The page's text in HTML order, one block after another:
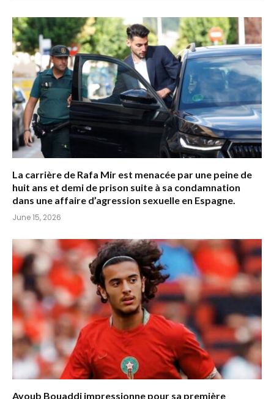
La carrière de Rafa Mir est menacée par une peine de
huit ans et demi de prison suite à sa condamnation
dans une affaire d’agression sexuelle en Espagne.
June 15, 2026
Ayoub Bouaddi impressionne pour sa première